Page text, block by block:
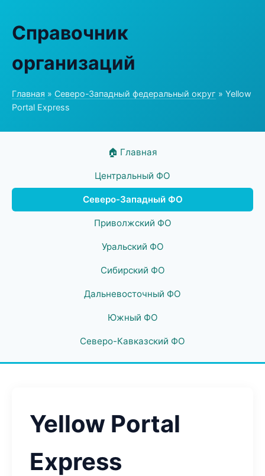
Справочник
организаций
Главная » Северо-Западный федеральный округ » Yellow
Portal Express
🏠 Главная
Центральный ФО
Северо-Западный ФО
Приволжский ФО
Уральский ФО
Сибирский ФО
Дальневосточный ФО
Южный ФО
Северо-Кавказский ФО
Yellow Portal
Express